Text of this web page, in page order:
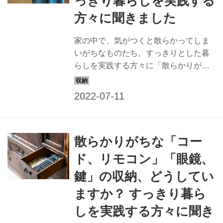
方々に聞きました
家の中で、気がつくと散らかってしま
いがちなものたち。すっきりとした暮
らしを実践する方々に「散らかりがち
なもの」の収納術を教えてもらいまし
散らかりがちな「コー
ド、リモコン」「眼鏡、
鍵」の収納、どうしてい
ますか？ すっきり暮ら
しを実践する方々に聞き